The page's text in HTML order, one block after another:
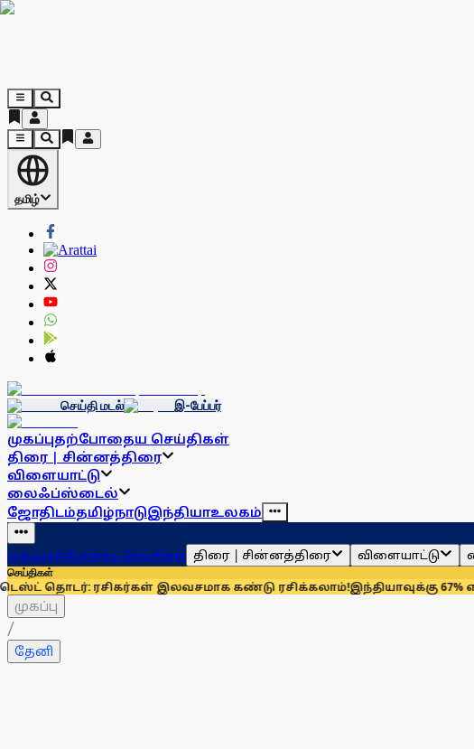
தமிழ்
செய்தி மடல் இ-பேப்பர்
முகப்புதற்போதைய செய்திகள்
திரை | சின்னத்திரை
விளையாட்டு
லைஃப்ஸ்டைல்
ஜோதிடம்தமிழ்நாடுஇந்தியாஉலகம்
முகப்புதற்போதைய செய்திகள் திரை | சின்னத்திரை விளையாட்டு
செய்திகள்
ரசிகர்கள் இலவசமாக கண்டு ரசிக்கலாம்!இந்தியாவுக்கு 67%
முகப்பு
/
தேனி